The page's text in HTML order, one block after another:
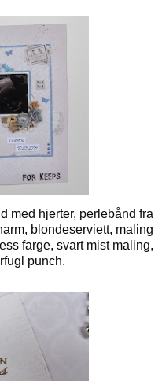
med hjerter, perlebånd fra
blondeserviett, maling
farge, svart mist maling,
punch.